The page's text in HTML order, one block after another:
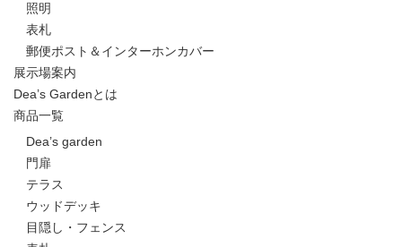
照明
表札
郵便ポスト＆インターホンカバー
展示場案内
Dea’s Gardenとは
商品一覧
Dea’s garden
門扉
テラス
ウッドデッキ
目隠し・フェンス